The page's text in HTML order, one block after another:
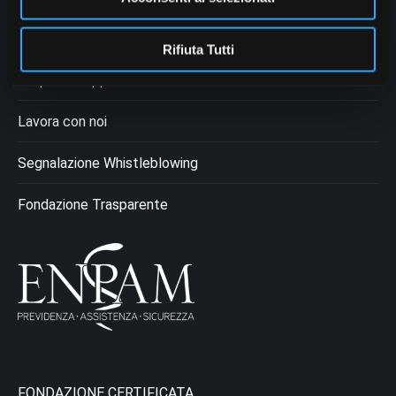
Rifiuta Tutti
Lavora con noi
Segnalazione Whistleblowing
Fondazione Trasparente
FONDAZIONE CERTIFICATA